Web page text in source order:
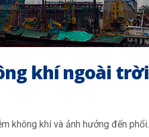
khí ngoài trời
không khí và ảnh hưởng đến phổi.